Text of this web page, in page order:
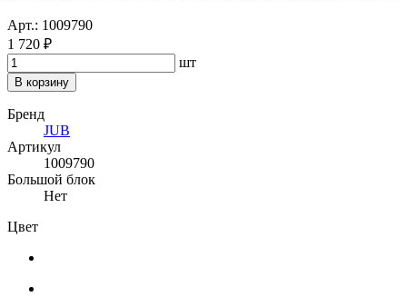
Арт.: 1009790
1 720 ₽
шт
В корзину
Бренд
JUB
Артикул
1009790
Большой блок
Нет
Цвет